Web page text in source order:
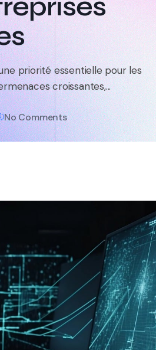
priorité essentielle pour les
croissantes,...
No Comments